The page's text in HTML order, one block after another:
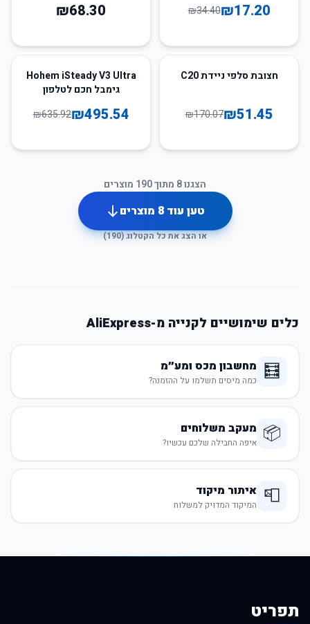
₪17.20
₪34.40
₪68.30
70
חצובת סלפי ניידת C20
₪51.45
₪170.07
22%
Hohem iSteady V3 Ultra
גימבל חכם לטלפון
₪495.54
₪635.92
הצגנו8 מתוך190 מוצרים
טען עוד8 מוצרים
או הצג את כל הקטלוג (190
)
כלים שימושיים לקנייה מ-AliExpress
🧮 מחשבון מכס ומע״מ
כמה מיסים תשלמו על ההזמנה?
📦 מעקב משלוחים
איפה החבילה שלכם עכשיו?
📮 איתור מיקוד
המיקוד המדויק למשלוח
תפריט